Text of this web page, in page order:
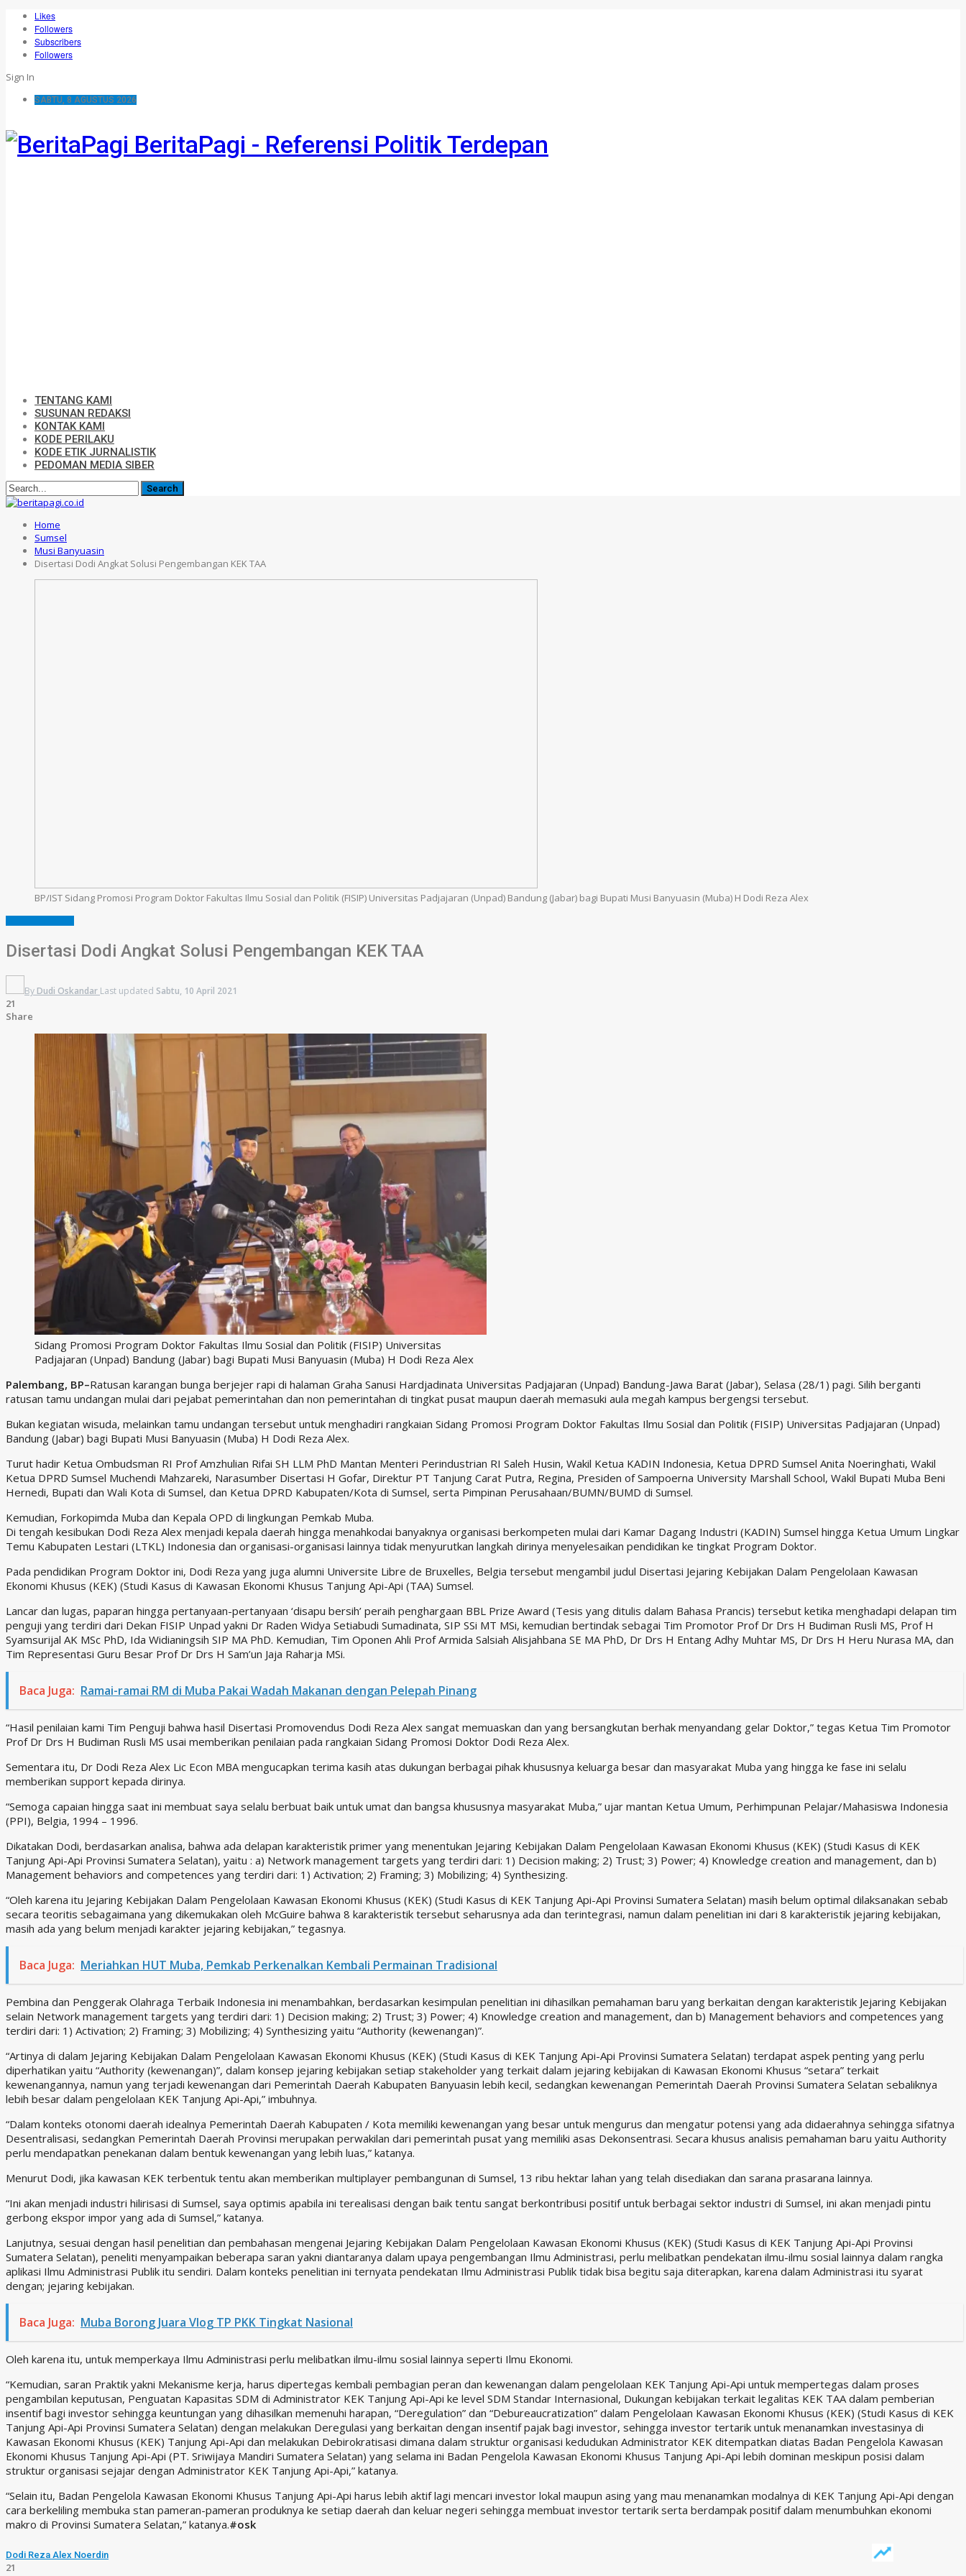
Likes
Followers
Subscribers
Followers
Sign In
SABTU, 8 AGUSTUS 2026
BeritaPagi - Referensi Politik Terdepan
TENTANG KAMI
SUSUNAN REDAKSI
KONTAK KAMI
KODE PERILAKU
KODE ETIK JURNALISTIK
PEDOMAN MEDIA SIBER
Home
Sumsel
Musi Banyuasin
Disertasi Dodi Angkat Solusi Pengembangan KEK TAA
BP/IST Sidang Promosi Program Doktor Fakultas Ilmu Sosial dan Politik (FISIP) Universitas Padjajaran (Unpad) Bandung (Jabar) bagi Bupati Musi Banyuasin (Muba) H Dodi Reza Alex
Disertasi Dodi Angkat Solusi Pengembangan KEK TAA
By Dudi Oskandar Last updated Sabtu, 10 April 2021
21
Share
Sidang Promosi Program Doktor Fakultas Ilmu Sosial dan Politik (FISIP) Universitas
Padjajaran (Unpad) Bandung (Jabar) bagi Bupati Musi Banyuasin (Muba) H Dodi Reza Alex
Palembang, BP–Ratusan karangan bunga berjejer rapi di halaman Graha Sanusi Hardjadinata Universitas Padjajaran (Unpad) Bandung-Jawa Barat (Jabar), Selasa (28/1) pagi. Silih berganti
ratusan tamu undangan mulai dari pejabat pemerintahan dan non pemerintahan di tingkat pusat maupun daerah memasuki aula megah kampus bergengsi tersebut.
Bukan kegiatan wisuda, melainkan tamu undangan tersebut untuk menghadiri rangkaian Sidang Promosi Program Doktor Fakultas Ilmu Sosial dan Politik (FISIP) Universitas Padjajaran (Unpad)
Bandung (Jabar) bagi Bupati Musi Banyuasin (Muba) H Dodi Reza Alex.
Turut hadir Ketua Ombudsman RI Prof Amzhulian Rifai SH LLM PhD Mantan Menteri Perindustrian RI Saleh Husin, Wakil Ketua KADIN Indonesia, Ketua DPRD Sumsel Anita Noeringhati, Wakil
Ketua DPRD Sumsel Muchendi Mahzareki, Narasumber Disertasi H Gofar, Direktur PT Tanjung Carat Putra, Regina, Presiden of Sampoerna University Marshall School, Wakil Bupati Muba Beni
Hernedi, Bupati dan Wali Kota di Sumsel, dan Ketua DPRD Kabupaten/Kota di Sumsel, serta Pimpinan Perusahaan/BUMN/BUMD di Sumsel.
Kemudian, Forkopimda Muba dan Kepala OPD di lingkungan Pemkab Muba.
Di tengah kesibukan Dodi Reza Alex menjadi kepala daerah hingga menahkodai banyaknya organisasi berkompeten mulai dari Kamar Dagang Industri (KADIN) Sumsel hingga Ketua Umum Lingkar
Temu Kabupaten Lestari (LTKL) Indonesia dan organisasi-organisasi lainnya tidak menyurutkan langkah dirinya menyelesaikan pendidikan ke tingkat Program Doktor.
Pada pendidikan Program Doktor ini, Dodi Reza yang juga alumni Universite Libre de Bruxelles, Belgia tersebut mengambil judul Disertasi Jejaring Kebijakan Dalam Pengelolaan Kawasan
Ekonomi Khusus (KEK) (Studi Kasus di Kawasan Ekonomi Khusus Tanjung Api-Api (TAA) Sumsel.
Lancar dan lugas, paparan hingga pertanyaan-pertanyaan ‘disapu bersih’ peraih penghargaan BBL Prize Award (Tesis yang ditulis dalam Bahasa Prancis) tersebut ketika menghadapi delapan tim
penguji yang terdiri dari Dekan FISIP Unpad yakni Dr Raden Widya Setiabudi Sumadinata, SIP SSi MT MSi, kemudian bertindak sebagai Tim Promotor Prof Dr Drs H Budiman Rusli MS, Prof H
Syamsurijal AK MSc PhD, Ida Widianingsih SIP MA PhD. Kemudian, Tim Oponen Ahli Prof Armida Salsiah Alisjahbana SE MA PhD, Dr Drs H Entang Adhy Muhtar MS, Dr Drs H Heru Nurasa MA, dan
Tim Representasi Guru Besar Prof Dr Drs H Sam’un Jaja Raharja MSi.
Baca Juga: Ramai-ramai RM di Muba Pakai Wadah Makanan dengan Pelepah Pinang
“Hasil penilaian kami Tim Penguji bahwa hasil Disertasi Promovendus Dodi Reza Alex sangat memuaskan dan yang bersangkutan berhak menyandang gelar Doktor,” tegas Ketua Tim Promotor
Prof Dr Drs H Budiman Rusli MS usai memberikan penilaian pada rangkaian Sidang Promosi Doktor Dodi Reza Alex.
Sementara itu, Dr Dodi Reza Alex Lic Econ MBA mengucapkan terima kasih atas dukungan berbagai pihak khususnya keluarga besar dan masyarakat Muba yang hingga ke fase ini selalu
memberikan support kepada dirinya.
“Semoga capaian hingga saat ini membuat saya selalu berbuat baik untuk umat dan bangsa khususnya masyarakat Muba,” ujar mantan Ketua Umum, Perhimpunan Pelajar/Mahasiswa Indonesia
(PPI), Belgia, 1994 – 1996.
Dikatakan Dodi, berdasarkan analisa, bahwa ada delapan karakteristik primer yang menentukan Jejaring Kebijakan Dalam Pengelolaan Kawasan Ekonomi Khusus (KEK) (Studi Kasus di KEK
Tanjung Api-Api Provinsi Sumatera Selatan), yaitu : a) Network management targets yang terdiri dari: 1) Decision making; 2) Trust; 3) Power; 4) Knowledge creation and management, dan b)
Management behaviors and competences yang terdiri dari: 1) Activation; 2) Framing; 3) Mobilizing; 4) Synthesizing.
“Oleh karena itu Jejaring Kebijakan Dalam Pengelolaan Kawasan Ekonomi Khusus (KEK) (Studi Kasus di KEK Tanjung Api-Api Provinsi Sumatera Selatan) masih belum optimal dilaksanakan sebab
secara teoritis sebagaimana yang dikemukakan oleh McGuire bahwa 8 karakteristik tersebut seharusnya ada dan terintegrasi, namun dalam penelitian ini dari 8 karakteristik jejaring kebijakan,
masih ada yang belum menjadi karakter jejaring kebijakan,” tegasnya.
Baca Juga: Meriahkan HUT Muba, Pemkab Perkenalkan Kembali Permainan Tradisional
Pembina dan Penggerak Olahraga Terbaik Indonesia ini menambahkan, berdasarkan kesimpulan penelitian ini dihasilkan pemahaman baru yang berkaitan dengan karakteristik Jejaring Kebijakan
selain Network management targets yang terdiri dari: 1) Decision making; 2) Trust; 3) Power; 4) Knowledge creation and management, dan b) Management behaviors and competences yang
terdiri dari: 1) Activation; 2) Framing; 3) Mobilizing; 4) Synthesizing yaitu “Authority (kewenangan)”.
“Artinya di dalam Jejaring Kebijakan Dalam Pengelolaan Kawasan Ekonomi Khusus (KEK) (Studi Kasus di KEK Tanjung Api-Api Provinsi Sumatera Selatan) terdapat aspek penting yang perlu
diperhatikan yaitu “Authority (kewenangan)”, dalam konsep jejaring kebijakan setiap stakeholder yang terkait dalam jejaring kebijakan di Kawasan Ekonomi Khusus “setara” terkait
kewenangannya, namun yang terjadi kewenangan dari Pemerintah Daerah Kabupaten Banyuasin lebih kecil, sedangkan kewenangan Pemerintah Daerah Provinsi Sumatera Selatan sebaliknya
lebih besar dalam pengelolaan KEK Tanjung Api-Api,” imbuhnya.
“Dalam konteks otonomi daerah idealnya Pemerintah Daerah Kabupaten / Kota memiliki kewenangan yang besar untuk mengurus dan mengatur potensi yang ada didaerahnya sehingga sifatnya
Desentralisasi, sedangkan Pemerintah Daerah Provinsi merupakan perwakilan dari pemerintah pusat yang memiliki asas Dekonsentrasi. Secara khusus analisis pemahaman baru yaitu Authority
perlu mendapatkan penekanan dalam bentuk kewenangan yang lebih luas,” katanya.
Menurut Dodi, jika kawasan KEK terbentuk tentu akan memberikan multiplayer pembangunan di Sumsel, 13 ribu hektar lahan yang telah disediakan dan sarana prasarana lainnya.
“Ini akan menjadi industri hilirisasi di Sumsel, saya optimis apabila ini terealisasi dengan baik tentu sangat berkontribusi positif untuk berbagai sektor industri di Sumsel, ini akan menjadi pintu
gerbong ekspor impor yang ada di Sumsel,” katanya.
Lanjutnya, sesuai dengan hasil penelitian dan pembahasan mengenai Jejaring Kebijakan Dalam Pengelolaan Kawasan Ekonomi Khusus (KEK) (Studi Kasus di KEK Tanjung Api-Api Provinsi
Sumatera Selatan), peneliti menyampaikan beberapa saran yakni diantaranya dalam upaya pengembangan Ilmu Administrasi, perlu melibatkan pendekatan ilmu-ilmu sosial lainnya dalam rangka
aplikasi Ilmu Administrasi Publik itu sendiri. Dalam konteks penelitian ini ternyata pendekatan Ilmu Administrasi Publik tidak bisa begitu saja diterapkan, karena dalam Administrasi itu syarat
dengan; jejaring kebijakan.
Baca Juga: Muba Borong Juara Vlog TP PKK Tingkat Nasional
Oleh karena itu, untuk memperkaya Ilmu Administrasi perlu melibatkan ilmu-ilmu sosial lainnya seperti Ilmu Ekonomi.
“Kemudian, saran Praktik yakni Mekanisme kerja, harus dipertegas kembali pembagian peran dan kewenangan dalam pengelolaan KEK Tanjung Api-Api untuk mempertegas dalam proses
pengambilan keputusan, Penguatan Kapasitas SDM di Administrator KEK Tanjung Api-Api ke level SDM Standar Internasional, Dukungan kebijakan terkait legalitas KEK TAA dalam pemberian
insentif bagi investor sehingga keuntungan yang dihasilkan memenuhi harapan, “Deregulation” dan “Debureaucratization” dalam Pengelolaan Kawasan Ekonomi Khusus (KEK) (Studi Kasus di KEK
Tanjung Api-Api Provinsi Sumatera Selatan) dengan melakukan Deregulasi yang berkaitan dengan insentif pajak bagi investor, sehingga investor tertarik untuk menanamkan investasinya di
Kawasan Ekonomi Khusus (KEK) Tanjung Api-Api dan melakukan Debirokratisasi dimana dalam struktur organisasi kedudukan Administrator KEK ditempatkan diatas Badan Pengelola Kawasan
Ekonomi Khusus Tanjung Api-Api (PT. Sriwijaya Mandiri Sumatera Selatan) yang selama ini Badan Pengelola Kawasan Ekonomi Khusus Tanjung Api-Api lebih dominan meskipun posisi dalam
struktur organisasi sejajar dengan Administrator KEK Tanjung Api-Api,” katanya.
“Selain itu, Badan Pengelola Kawasan Ekonomi Khusus Tanjung Api-Api harus lebih aktif lagi mencari investor lokal maupun asing yang mau menanamkan modalnya di KEK Tanjung Api-Api dengan
cara berkeliling membuka stan pameran-pameran produknya ke setiap daerah dan keluar negeri sehingga membuat investor tertarik serta berdampak positif dalam menumbuhkan ekonomi
makro di Provinsi Sumatera Selatan,” katanya.#osk
Dodi Reza Alex Noerdin
21